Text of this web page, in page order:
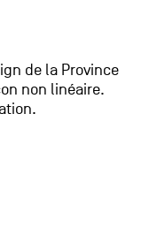
de la Province
non linéaire.